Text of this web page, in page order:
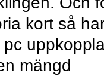
kort så
mängd